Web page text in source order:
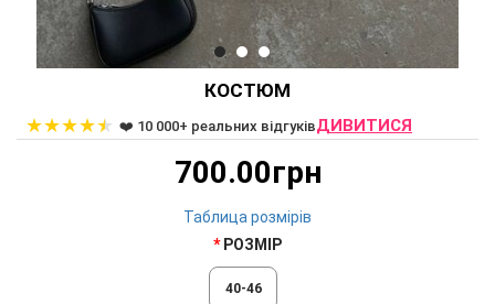
КОСТЮМ
★★★★★ ❤️ 10 000+ реальних відгуківДИВИТИСЯ
700.00грн
Таблица розмірів
РОЗМІР
40-46